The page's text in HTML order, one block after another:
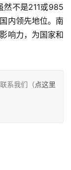
内领先地位。南
响力，为国家和
系我们（点这里